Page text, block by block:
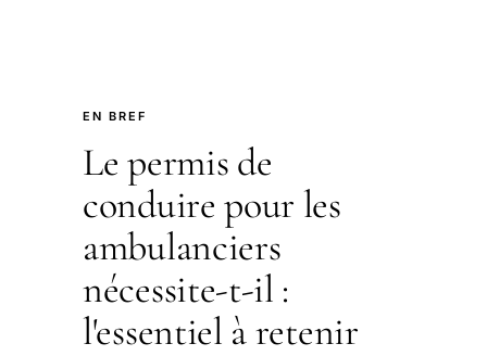
EN BREF
Le permis de
conduire pour les
ambulanciers
nécessite-t-il :
l'essentiel à retenir